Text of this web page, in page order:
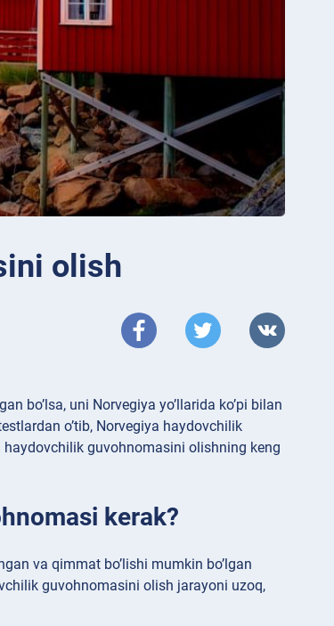
olish
bo’lsa, uni Norvegiya yo’llarida ko’pi bilan
o’tib, Norvegiya haydovchilik
guvohnomasini olishning keng
kerak?
va qimmat bo’lishi mumkin bo’lgan
guvohnomasini olish jarayoni uzoq,